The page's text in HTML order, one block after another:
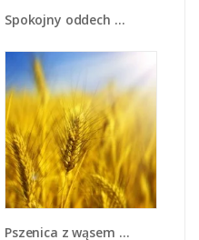
Spokojny oddech w pustynnym klimacie - KN567
Pszenica z wąsem - KN412